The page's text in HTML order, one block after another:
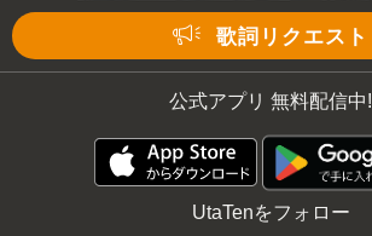
歌詞リクエスト
公式アプリ 無料配信中!
UtaTenをフォロー